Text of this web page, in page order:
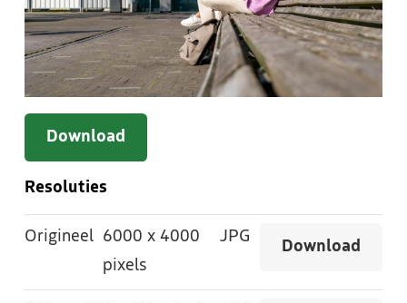
Download
Resoluties
Origineel 6000 x 4000
pixels
JPG
Download